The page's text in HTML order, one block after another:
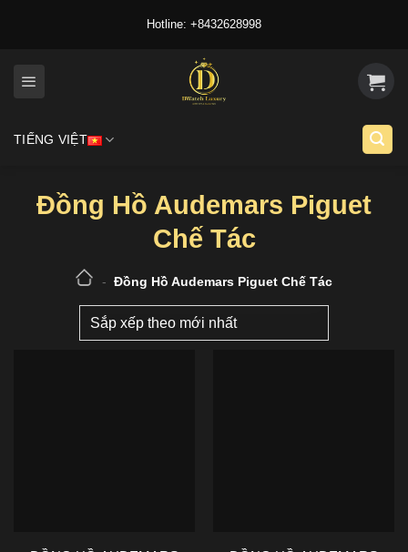
Hotline: +8432628998
TIẾNG VIỆT
Đồng Hồ Audemars Piguet
Chế Tác
- Đồng Hồ Audemars Piguet Chế Tác